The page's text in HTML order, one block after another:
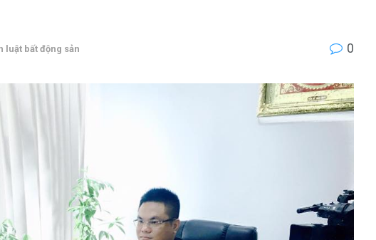
luật bất động sản 0